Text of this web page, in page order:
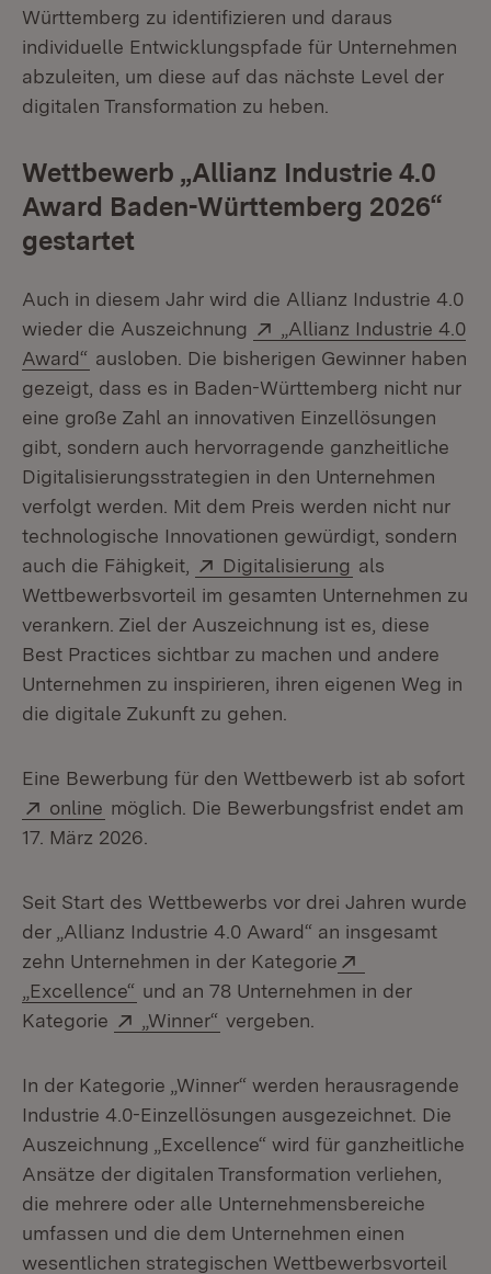
Württemberg zu identifizieren und daraus
individuelle Entwicklungspfade für Unternehmen
abzuleiten, um diese auf das nächste Level der
digitalen Transformation zu heben.
Wettbewerb „Allianz Industrie 4.0
Award Baden-Württemberg 2026“
gestartet
Auch in diesem Jahr wird die Allianz Industrie 4.0
wieder die Auszeichnung
Extern:
„Allianz Industrie 4.0
Award“ (Öffnet in neuem Fenster)
ausloben. Die bisherigen Gewinner haben
gezeigt, dass es in Baden-Württemberg nicht nur
eine große Zahl an innovativen Einzellösungen
gibt, sondern auch hervorragende ganzheitliche
Digitalisierungsstrategien in den Unternehmen
verfolgt werden. Mit dem Preis werden nicht nur
technologische Innovationen gewürdigt, sondern
auch die Fähigkeit,
Extern:
Digitalisierung (Öffnet in
als
Wettbewerbsvorteil im gesamten Unternehmen zu
verankern. Ziel der Auszeichnung ist es, diese
Best Practices sichtbar zu machen und andere
Unternehmen zu inspirieren, ihren eigenen Weg in
die digitale Zukunft zu gehen.
Eine Bewerbung für den Wettbewerb ist ab sofort
Extern:
online (Öffnet in neuem Fenster)
möglich. Die Bewerbungsfrist endet am
17. März 2026.
Seit Start des Wettbewerbs vor drei Jahren wurde
der „Allianz Industrie 4.0 Award“ an insgesamt
zehn Unternehmen in der Kategorie
„Excellence“ (Öffnet in neuem Fenster)
und an 78 Unternehmen in der
Kategorie
Extern:
„Winner“ (Öffnet in neuem Fenster)
vergeben.
In der Kategorie „Winner“ werden herausragende
Industrie 4.0-Einzellösungen ausgezeichnet. Die
Auszeichnung „Excellence“ wird für ganzheitliche
Ansätze der digitalen Transformation verliehen,
die mehrere oder alle Unternehmensbereiche
umfassen und die dem Unternehmen einen
wesentlichen strategischen Wettbewerbsvorteil